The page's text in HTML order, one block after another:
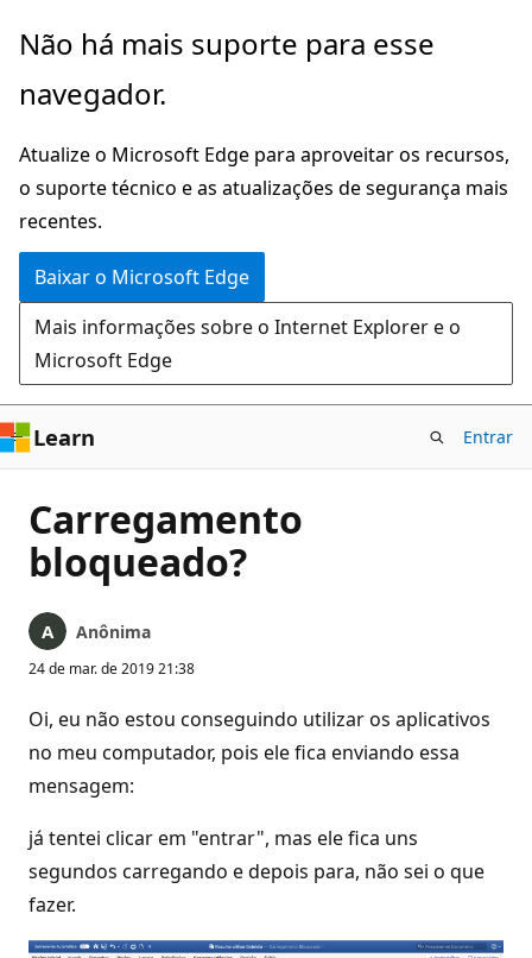
Pular
o
principal
Não há mais suporte para esse
navegador.
Atualize o Microsoft Edge para aproveitar os recursos,
o suporte técnico e as atualizações de segurança mais
recentes.
Baixar o Microsoft Edge
Mais informações sobre o Internet Explorer e o
Microsoft Edge
Learn Entrar
Carregamento
bloqueado?
Anônima
24 de mar. de 2019 21:38
Oi, eu não estou conseguindo utilizar os aplicativos
no meu computador, pois ele fica enviando essa
mensagem:
já tentei clicar em "entrar", mas ele fica uns
segundos carregando e depois para, não sei o que
fazer.